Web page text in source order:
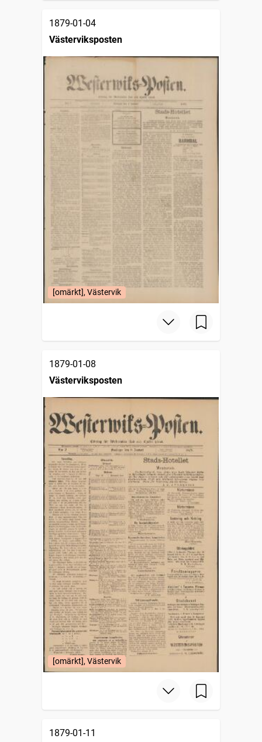
1879-01-04
Västerviksposten
[omärkt], Västervik
1879-01-08
Västerviksposten
[omärkt], Västervik
1879-01-11